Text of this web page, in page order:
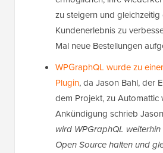
zu steigern und gleichzeitig
Kundenerlebnis zu
Mal neue Bestellungen
WPGraphQL wurde zu
Plugin, da Jason Bahl, der
dem Projekt, zu Automattic
Ankündigung schrieb
wird WPGraphQL
Open Source halten und